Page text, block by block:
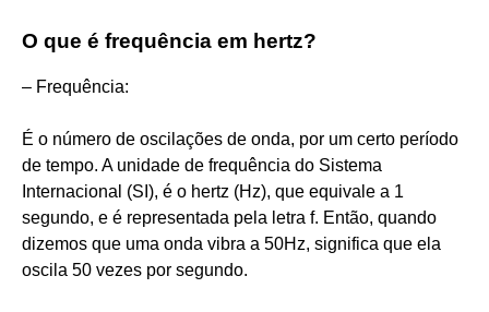
O que é frequência em hertz?
– Frequência:
É o número de oscilações de onda, por um certo período
de tempo. A unidade de frequência do Sistema
Internacional (SI), é o hertz (Hz), que equivale a 1
segundo, e é representada pela letra f. Então, quando
dizemos que uma onda vibra a 50Hz, significa que ela
oscila 50 vezes por segundo.